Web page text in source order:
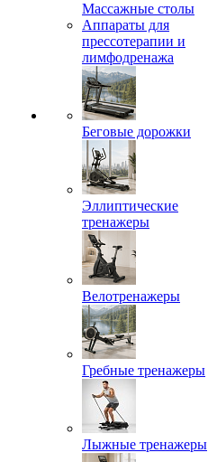
Массажные столы
Аппараты для
прессотерапии и
лимфодренажа
Беговые дорожки
Эллиптические
тренажеры
Велотренажеры
Гребные тренажеры
Лыжные тренажеры